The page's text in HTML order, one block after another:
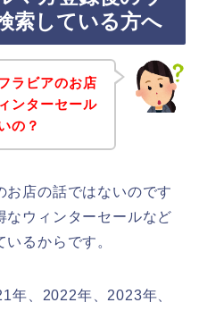
索している方へ
ラビアのお店
ンターセール
の？
お店の話ではないのです
なウィンターセールなど
るからです。
年、2022年、2023年、